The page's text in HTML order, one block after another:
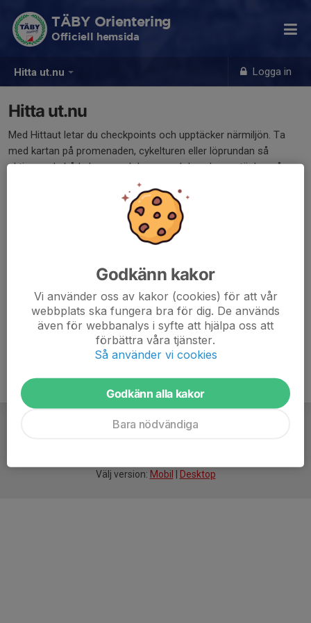
Hitta ut.nu Logga in
TÄBY Orientering
Officiell hemsida
Hitta ut.nu
Med Hittaut letar du checkpoints och upptäcker närmiljön. Ta
med kartan på promenaden, cykelturen eller löprundan så
aktiverar du både kropp och knopp och kanske upptäcker några
nya platser. Hitta ut finns på många orter i Sverige, bland annat i
Åkersberga, Upplands Väsby, och Stockholm City.
Välj version: Mobil Desktop
Godkänn kakor
Vi använder oss av kakor (cookies) för att vår
webbplats ska fungera bra för dig. De används
även för webbanalys i syfte att hjälpa oss att
förbättra våra tjänster.
Så använder vi cookies
Godkänn alla kakor
Bara nödvändiga